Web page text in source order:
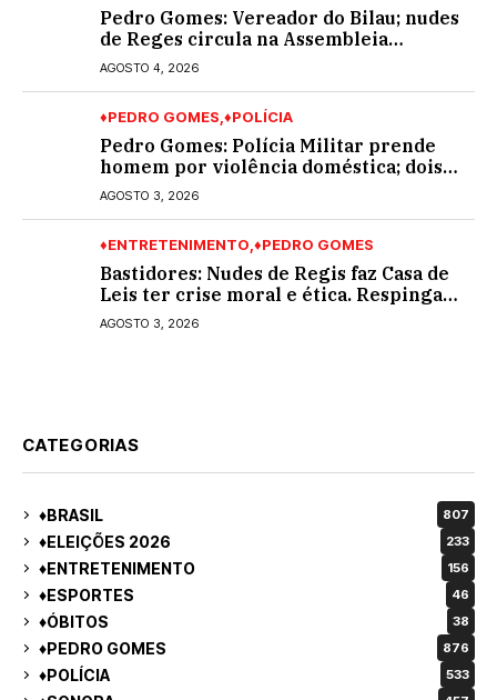
Pedro Gomes: Vereador do Bilau; nudes
de Reges circula na Assembleia
Legislativa de MS e também na
governadoria
AGOSTO 4, 2026
♦PEDRO GOMES ♦POLÍCIA
Pedro Gomes: Polícia Militar prende
homem por violência doméstica; dois
socos na cara dela
AGOSTO 3, 2026
♦ENTRETENIMENTO ♦PEDRO GOMES
Bastidores: Nudes de Regis faz Casa de
Leis ter crise moral e ética. Respinga
em todos os vereadores e decredibiliza
vereança
AGOSTO 3, 2026
CATEGORIAS
♦BRASIL 807
♦ELEIÇÕES 2026 233
♦ENTRETENIMENTO 156
♦ESPORTES 46
♦ÓBITOS 38
♦PEDRO GOMES 876
♦POLÍCIA 533